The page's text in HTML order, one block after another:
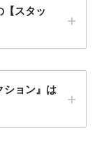
【スタッ
ション』は